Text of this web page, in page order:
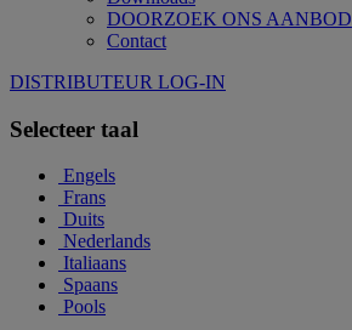
DOORZOEK ONS AANBOD
Contact
DISTRIBUTEUR LOG-IN
Selecteer taal
Engels
Frans
Duits
Nederlands
Italiaans
Spaans
Pools